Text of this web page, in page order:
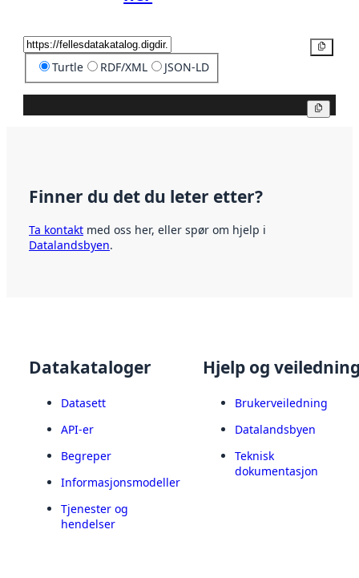
Turtle RDF/XML JSON-LD
Finner du det du leter etter?
Ta kontakt med oss her, eller spør om hjelp i
Datalandsbyen.
Datakataloger
Datasett
API-er
Begreper
Informasjonsmodeller
Tjenester og
hendelser
Hjelp og
Brukerveiledning
Datalandsbyen
Teknisk
dokumentasjon